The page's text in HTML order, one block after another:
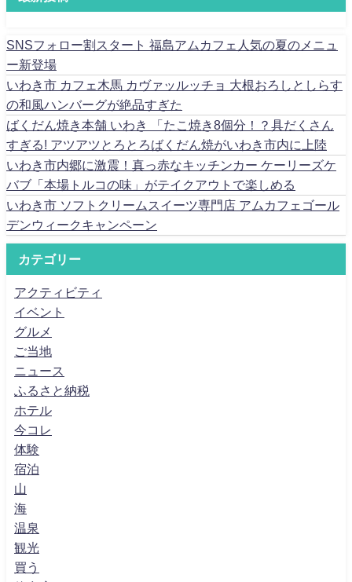
SNSフォロー割スタート 福島アムカフェ人気の夏のメニュ
ー新登場
いわき市 カフェ木馬 カヴァッルッチョ 大根おろしとしらす
の和風ハンバーグが絶品すぎた
ばくだん焼き本舗 いわき 「たこ焼き8個分！？具だくさん
すぎる! アツアツとろとろばくだん焼がいわき市内に上陸
いわき市内郷に激震！真っ赤なキッチンカー ケーリーズケ
バブ「本場トルコの味」がテイクアウトで楽しめる
いわき市 ソフトクリームスイーツ専門店 アムカフェゴール
デンウィークキャンペーン
カテゴリー
アクティビティ
イベント
グルメ
ご当地
ニュース
ふるさと納税
ホテル
今コレ
体験
宿泊
山
海
温泉
観光
買う